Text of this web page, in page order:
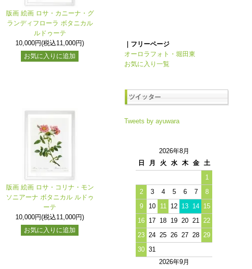
版画 絵画 ロサ・カニーナ・グ
ランディフローラ ボタニカル
ルドゥーテ
10,000円(税込11,000円)
お気に入りに追加
版画 絵画 ロサ・コリナ・モン
ソニアーナ ボタニカル ルドゥ
ーテ
10,000円(税込11,000円)
お気に入りに追加
｜フリーページ
オーロラフォト・堀田東
お気に入り一覧
Tweets by ayuwara
2026年8月
日
月 火 水 木 金
土
1
2
3 4 5 6 7
8
9
10 11 12 13 14 15
16 17 18 19 20 21
22
23 24 25 26 27 28 29
30 31
2026年9月